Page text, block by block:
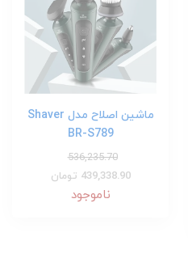
ماشین اصلاح مدل Shaver
BR-S789
536,235.70
439,338.90 تومان
ناموجود